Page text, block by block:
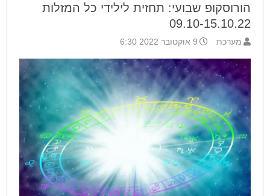
הורוסקופ שבועי: תחזית לילידי כל המזלות
09.10-15.10.22
מערכת 9 אוקטובר 2022 6:30